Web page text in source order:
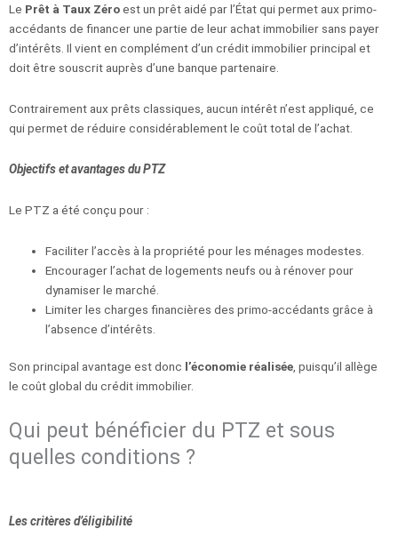
Le Prêt à Taux Zéroest un prêt aidé par l’État qui permet aux primo-
accédants de financer une partie de leur achat immobilier sans payer
d’intérêts. Il vient en complément d’un crédit immobilier principal et
doit être souscrit auprès d’une banque partenaire.
Contrairement aux prêts classiques, aucun intérêt n’est appliqué, ce
qui permet de réduire considérablement le coût total de l’achat.
Objectifs et avantages du PTZ
Le PTZ a été conçu pour :
Faciliter l’accès à la propriété pour les ménages modestes.
Encourager l’achat de logements neufs ou à rénover pour
dynamiser le marché.
Limiter les charges financières des primo-accédants grâce à
l’absence d’intérêts.
Son principal avantage est donc l’économie réalisée , puisqu’il allège
le coût global du crédit immobilier.
Qui peut bénéficier du PTZ et sous
quelles conditions ?
Les critères d’éligibilité